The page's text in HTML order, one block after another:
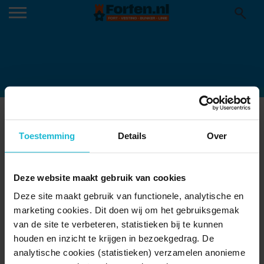
Toestemming Details Over
Deze website maakt gebruik van cookies
Deze site maakt gebruik van functionele, analytische en
marketing cookies. Dit doen wij om het gebruiksgemak
van de site te verbeteren, statistieken bij te kunnen
houden en inzicht te krijgen in bezoekgedrag. De
analytische cookies (statistieken) verzamelen anonieme
FORT MAGAZINE_2017 DEF_enkel
Deel dit